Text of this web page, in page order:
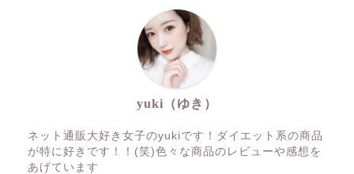
yuki（ゆき）
ネット通販大好き女子のyukiです！ダイエット系の商品
が特に好きです！！(笑)色々な商品のレビューや感想を
あげています